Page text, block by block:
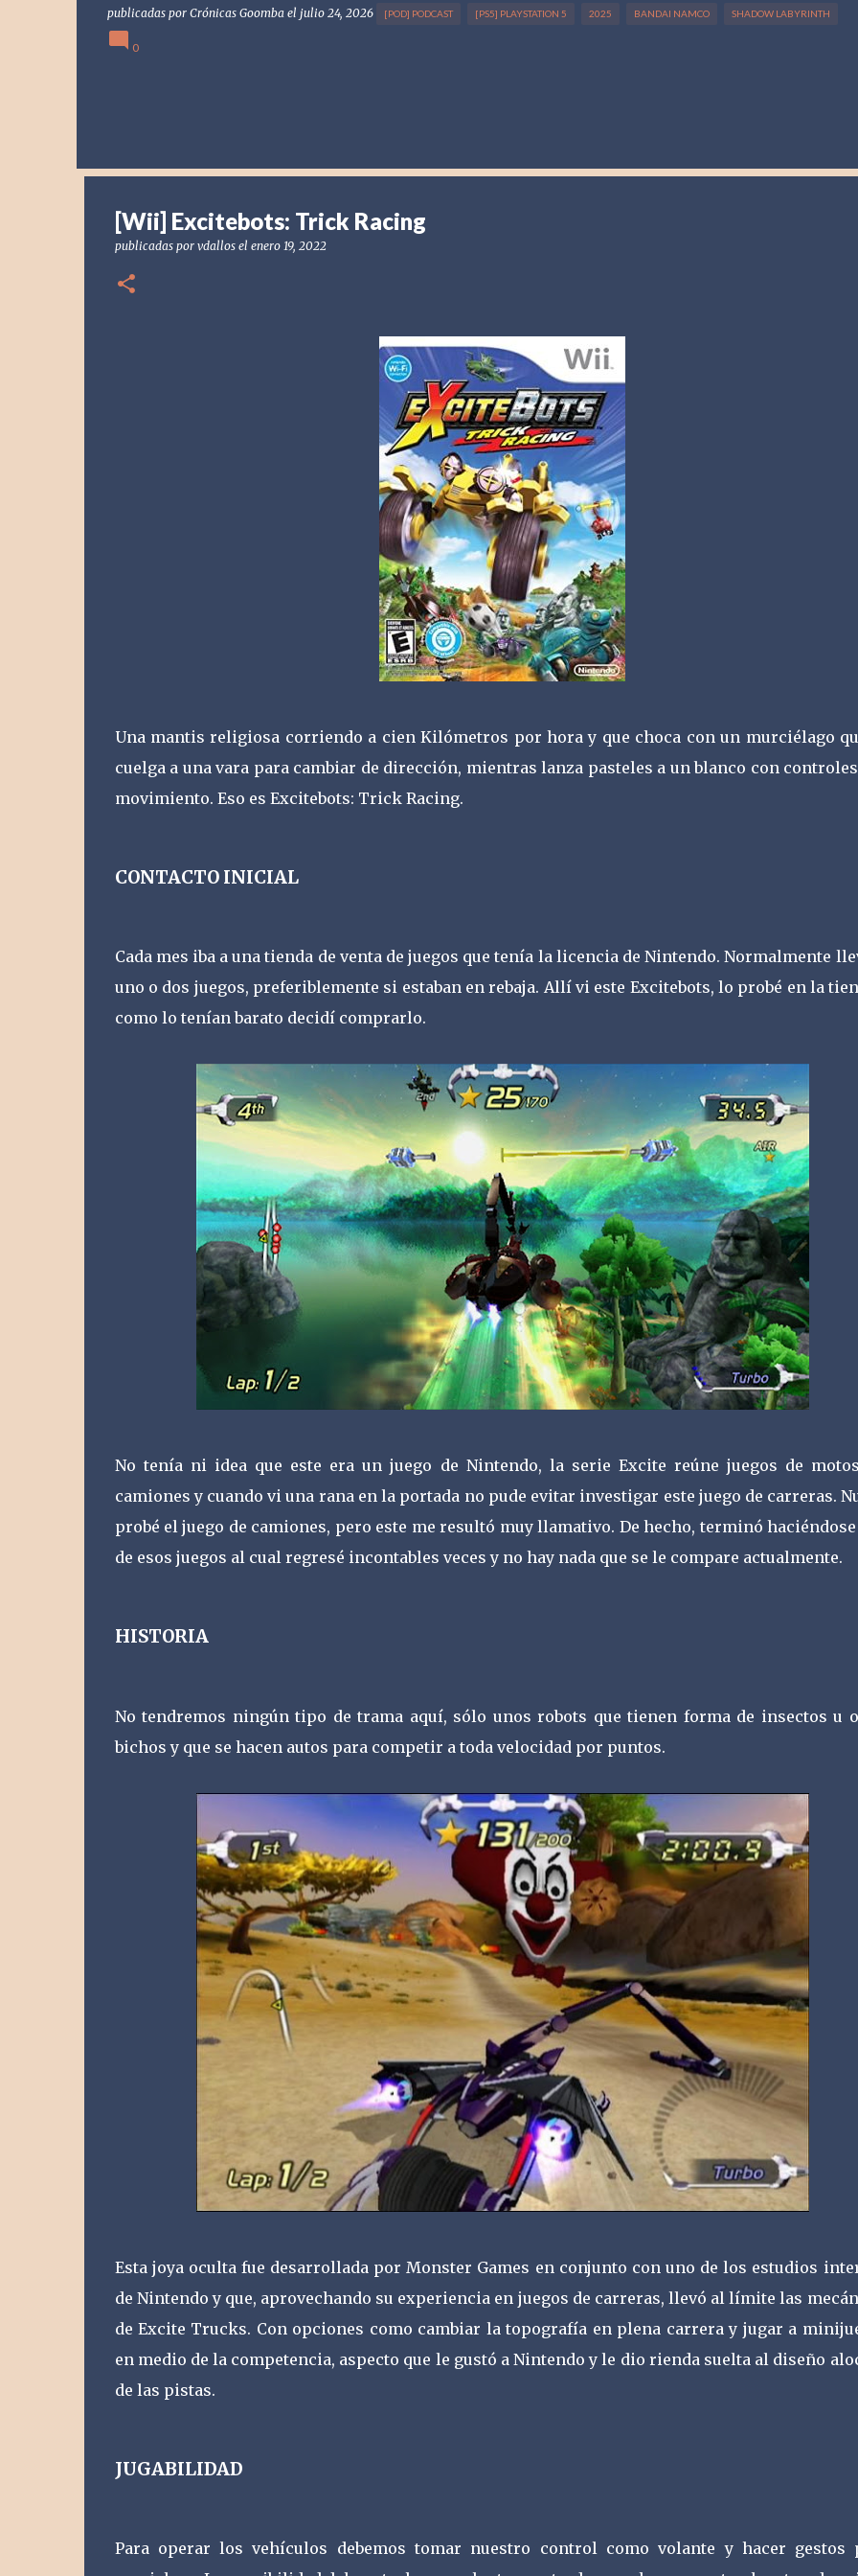
publicadas por Crónicas Goomba el julio 24, 2026 [POD] PODCAST [PS5] PLAYSTATION 5 2025 BANDAI NAMCO SHADOW LABYRINTH
0
[Wii] Excitebots: Trick Racing
publicadas por vdallos el enero 19, 2022
Una mantis religiosa corriendo a cien Kilómetros por hora y que choca con un murciélago
cuelga a una vara para cambiar de dirección, mientras lanza pasteles a un blanco con
movimiento. Eso es Excitebots: Trick Racing.
CONTACTO INICIAL
Cada mes iba a una tienda de venta de juegos que tenía la licencia de Nintendo. Normalmente
uno o dos juegos, preferiblemente si estaban en rebaja. Allí vi este Excitebots, lo probé en la
como lo tenían barato decidí comprarlo.
No tenía ni idea que este era un juego de Nintendo, la serie Excite reúne juegos de
camiones y cuando vi una rana en la portada no pude evitar investigar este juego de carreras.
probé el juego de camiones, pero este me resultó muy llamativo. De hecho, terminó
de esos juegos al cual regresé incontables veces y no hay nada que se le compare actualmente.
HISTORIA
No tendremos ningún tipo de trama aquí, sólo unos robots que tienen forma de insectos u
bichos y que se hacen autos para competir a toda velocidad por puntos.
Esta joya oculta fue desarrollada por Monster Games en conjunto con uno de los estudios
de Nintendo y que, aprovechando su experiencia en juegos de carreras, llevó al límite las
de Excite Trucks. Con opciones como cambiar la topografía en plena carrera y jugar a
en medio de la competencia, aspecto que le gustó a Nintendo y le dio rienda suelta al diseño
de las pistas.
JUGABILIDAD
Para operar los vehículos debemos tomar nuestro control como volante y hacer gestos